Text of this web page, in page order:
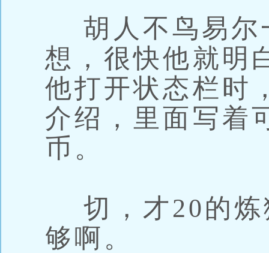
胡人不鸟易尔
想，很快他就明
他打开状态栏时
介绍，里面写着
币。
切，才20的炼
够啊。